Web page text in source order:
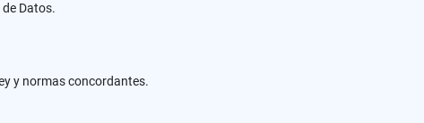
Datos.
y normas concordantes.